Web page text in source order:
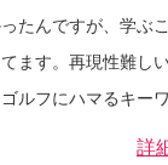
たんですが、学ぶ
ます。再現性難し
ルフにハマるキー
詳